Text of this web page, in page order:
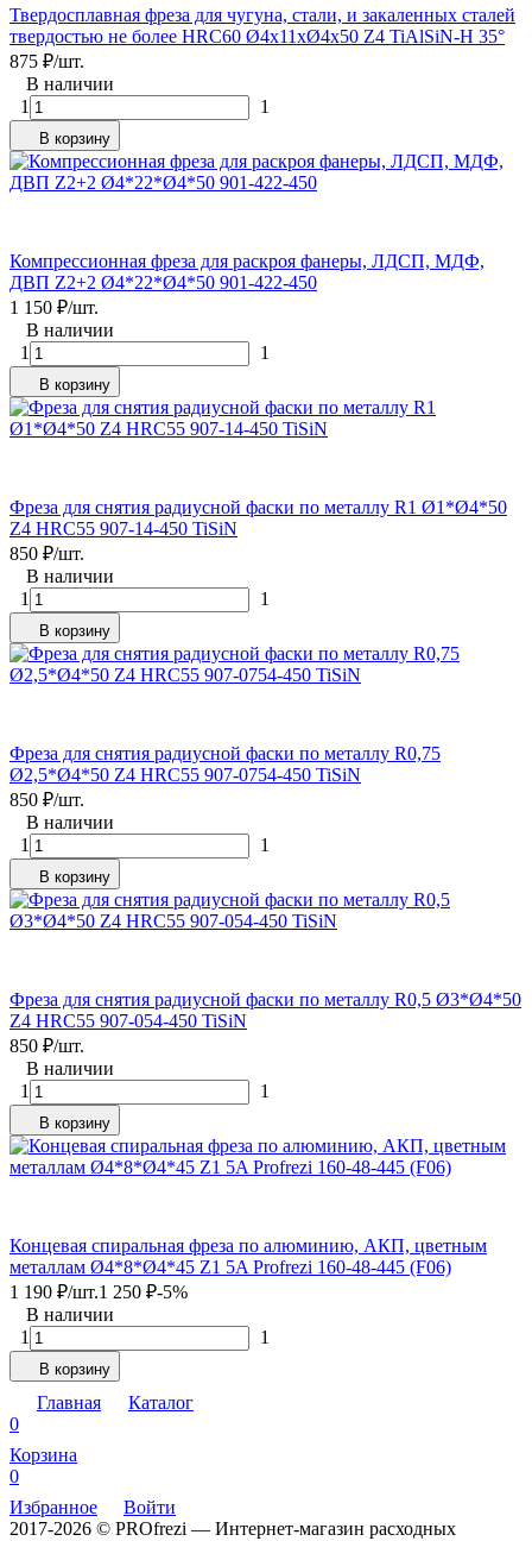
Твердосплавная фреза для чугуна, стали, и закаленных сталей
твердостью не более HRC60 Ø4x11xØ4x50 Z4 TiAlSiN-H 35°
875 ₽/шт.
В наличии
1
1
В корзину
Компрессионная фреза для раскроя фанеры, ЛДСП, МДФ,
ДВП Z2+2 Ø4*22*Ø4*50 901-422-450
1 150 ₽/шт.
В наличии
1
1
В корзину
Фреза для снятия радиусной фаски по металлу R1 Ø1*Ø4*50
Z4 HRC55 907-14-450 TiSiN
850 ₽/шт.
В наличии
1
1
В корзину
Фреза для снятия радиусной фаски по металлу R0,75
Ø2,5*Ø4*50 Z4 HRC55 907-0754-450 TiSiN
850 ₽/шт.
В наличии
1
1
В корзину
Фреза для снятия радиусной фаски по металлу R0,5 Ø3*Ø4*50
Z4 HRC55 907-054-450 TiSiN
850 ₽/шт.
В наличии
1
1
В корзину
Концевая спиральная фреза по алюминию, АКП, цветным
металлам Ø4*8*Ø4*45 Z1 5A Profrezi 160-48-445 (F06)
1 190 ₽/шт.1 250 ₽-5%
В наличии
1
1
В корзину
Главная
Каталог
0
Корзина
0
Избранное
Войти
2017-2026 © PROfrezi — Интернет-магазин расходных